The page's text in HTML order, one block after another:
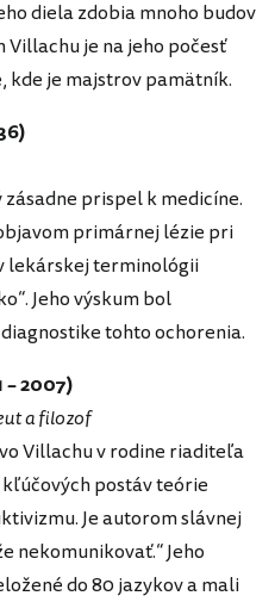
diela zdobia mnoho budov
Villachu je na jeho počesť
kde je majstrov pamätník.
prispel k medicíne.
primárnej lézie pri
lekárskej terminológii
Jeho výskum bol
tohto ochorenia.
– 2007)
a filozof
Villachu v rodine riaditeľa
postáv teórie
Je autorom slávnej
nekomunikovať.“ Jeho
do 80 jazykov a mali